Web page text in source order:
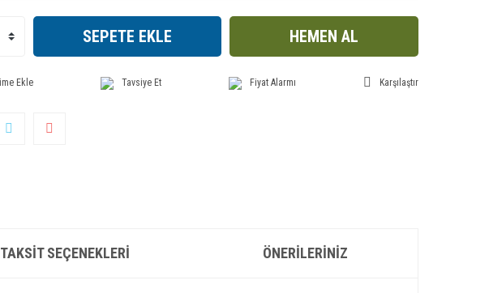
SEPETE EKLE HEMEN AL
Tavsiye Et Fiyat Alarmı Karşılaştır
TAKSIT SEÇENEKLERI ÖNERILERINIZ